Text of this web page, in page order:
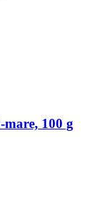
100 g